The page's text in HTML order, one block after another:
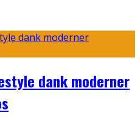
dank moderner